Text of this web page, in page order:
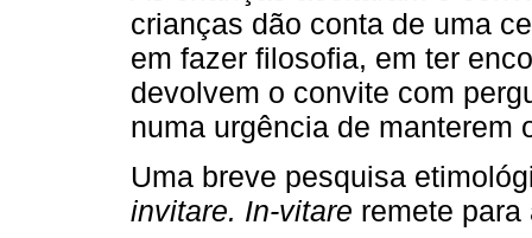
crianças dão conta de uma
em fazer filosofia, em ter
devolvem o convite com
numa urgência de manterem
Uma breve pesquisa
invitare. In-vitare remete para